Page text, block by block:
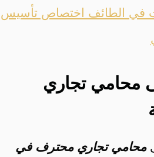
في الطائف اختصاص تأسيس
محامي تجاري
محامي تجاري محترف في